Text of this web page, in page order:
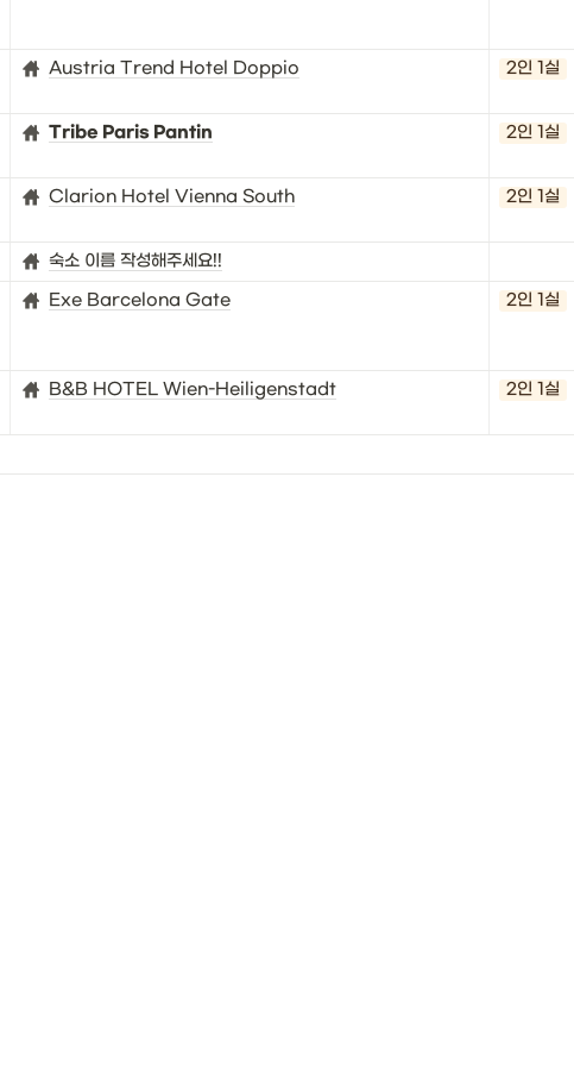
Austria Trend Hotel Doppio 2인 1실
Tribe Paris Pantin 2인 1실
Clarion Hotel Vienna South 2인 1실
숙소 이름 작성해주세요!!
Exe Barcelona Gate 2인 1실
B&B HOTEL Wien-Heiligenstadt 2인 1실